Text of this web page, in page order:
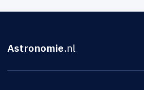
Astronomie.nl